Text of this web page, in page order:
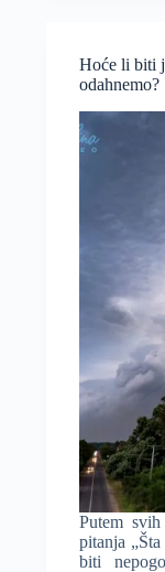
Hoće li biti
odahnemo?
Putem
pitanja
biti